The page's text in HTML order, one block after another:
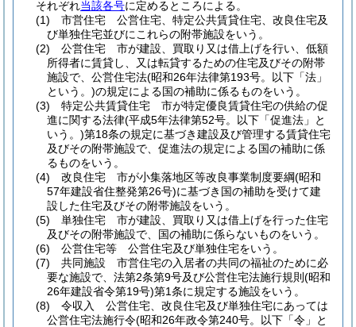
それぞれ当該各号に定めるところによる。
(1)
市営住宅 公営住宅、特定公共賃貸住宅、改良住宅及
び単独住宅並びにこれらの附帯施設をいう。
(2)
公営住宅 市が建設、買取り又は借上げを行い、低額
所得者に賃貸し、又は転貸するための住宅及びその附帯
施設で、公営住宅法(昭和26年法律第193号。以下「法」
という。)の規定による国の補助に係るものをいう。
(3)
特定公共賃貸住宅 市が特定優良賃貸住宅の供給の促
進に関する法律(平成5年法律第52号。以下「促進法」と
いう。)第18条の規定に基づき建設及び管理する賃貸住宅
及びその附帯施設で、促進法の規定による国の補助に係
るものをいう。
(4)
改良住宅 市が小集落地区等改良事業制度要綱(昭和
57年建設省住整発第26号)に基づき国の補助を受けて建
設した住宅及びその附帯施設をいう。
(5)
単独住宅 市が建設、買取り又は借上げを行った住宅
及びその附帯施設で、国の補助に係らないものをいう。
(6)
公営住宅等 公営住宅及び単独住宅をいう。
(7)
共同施設 市営住宅の入居者の共同の福祉のために必
要な施設で、法第2条第9号及び公営住宅法施行規則 (昭和
26年建設省令第19号)第1条に規定する施設をいう。
(8)
令収入 公営住宅、改良住宅及び単独住宅にあっては
公営住宅法施行令(昭和26年政令第240号。以下「令」と